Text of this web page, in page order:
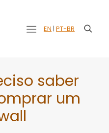
EN | PT-BR
saber
um